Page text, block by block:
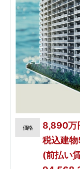
価格
8,890万
税込建
(前払い